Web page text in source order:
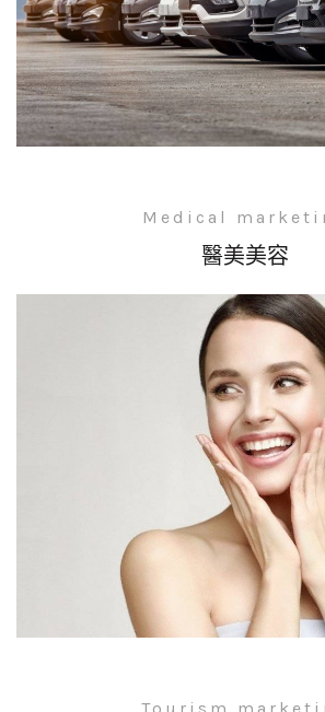
Medical
醫美美容